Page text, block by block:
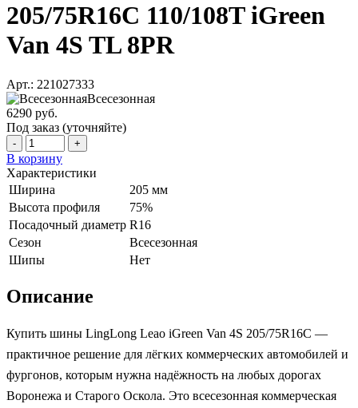
205/75R16C 110/108T iGreen
Van 4S TL 8PR
Арт.: 221027333
Всесезонная
6290 руб.
Под заказ (уточняйте)
- +
В корзину
Характеристики
Ширина
205 мм
Высота профиля
75%
Посадочный диаметр R16
Сезон
Всесезонная
Шипы
Нет
Описание
Купить шины LingLong Leao iGreen Van 4S 205/75R16C —
практичное решение для лёгких коммерческих автомобилей и
фургонов, которым нужна надёжность на любых дорогах
Воронежа и Старого Оскола. Это всесезонная коммерческая